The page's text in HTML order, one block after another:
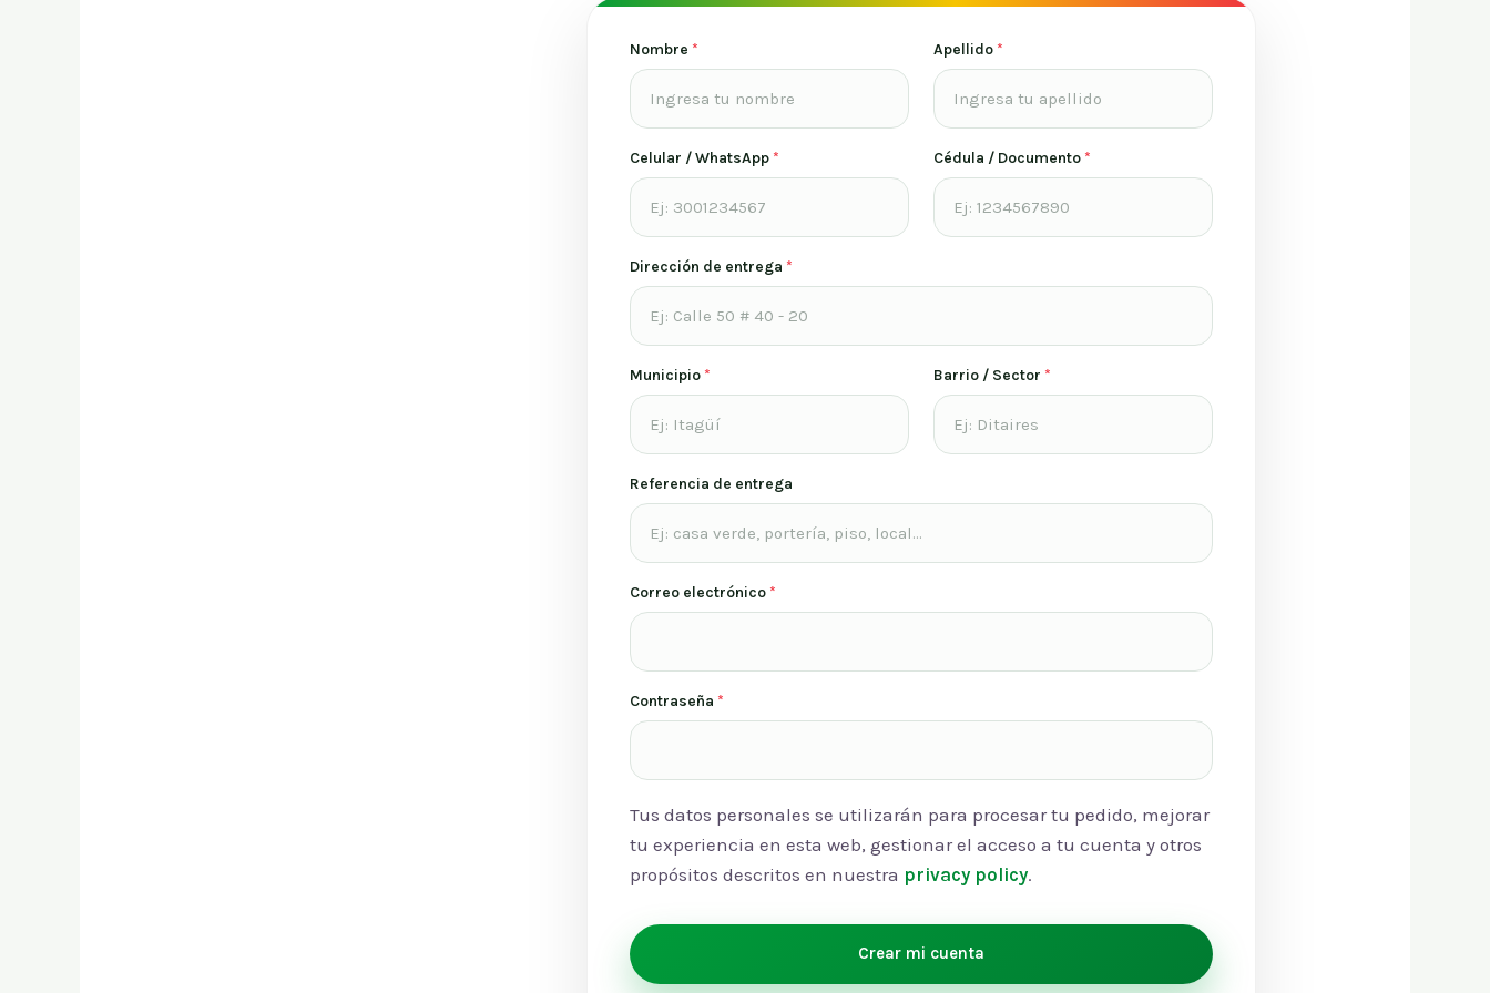
Nombre * Apellido *
Celular / WhatsApp * Cédula / Documento *
Dirección de entrega *
Municipio * Barrio / Sector *
Referencia de entrega
Correo electrónico *
Contraseña *
Tus datos personales se utilizarán para procesar tu pedido, mejorar
tu experiencia en esta web, gestionar el acceso a tu cuenta y otros
propósitos descritos en nuestra privacy policy.
Crear mi cuenta